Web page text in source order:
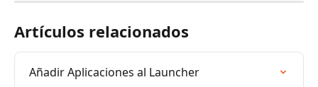
Artículos relacionados
Añadir Aplicaciones al Launcher